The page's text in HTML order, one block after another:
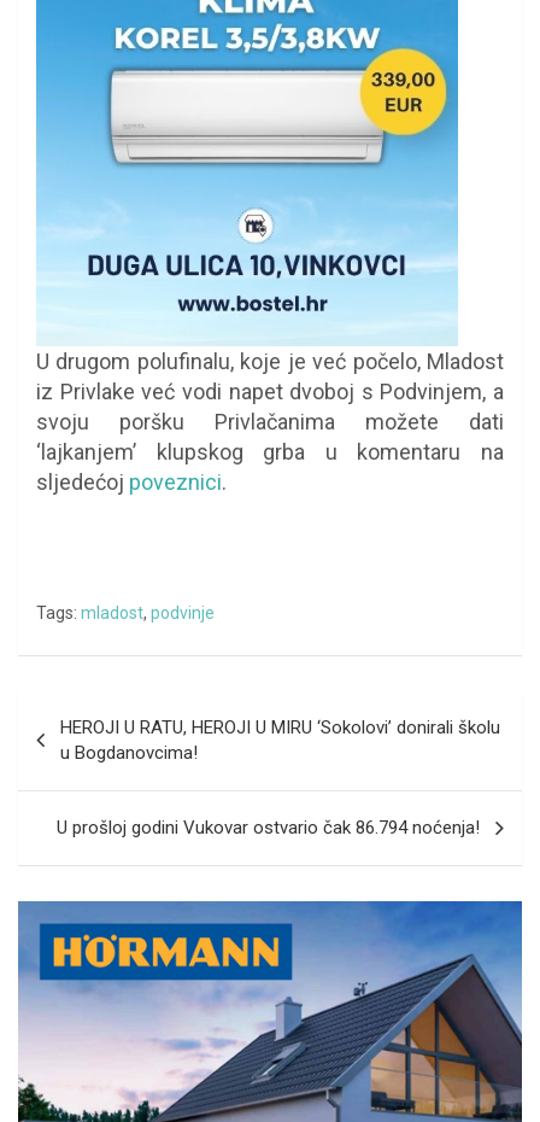
U drugom polufinalu, koje je već počelo, Mladost
iz Privlake već vodi napet dvoboj s Podvinjem, a
svoju poršku Privlačanima možete dati
‘lajkanjem’ klupskog grba u komentaru na
sljedećoj poveznici.
Tags: mladost, podvinje
objava
HEROJI U RATU, HEROJI U MIRU ‘Sokolovi’ donirali školu
u Bogdanovcima!
U prošloj godini Vukovar ostvario čak 86.794 noćenja!
A
v
e
i